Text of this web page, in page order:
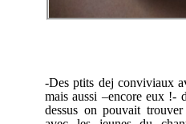
-Des ptits dej conviviaux
mais aussi –encore eux !-
dessus on pouvait